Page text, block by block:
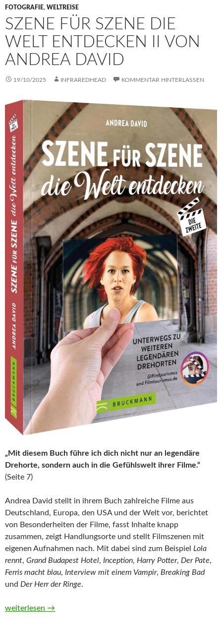
FOTOGRAFIE, WELTREISE
SZENE FÜR SZENE DIE
WELT ENTDECKEN II VON
ANDREA DAVID
19/10/2025 INFRAREDHEAD KOMMENTAR HINTERLASSEN
„Mit diesem Buch führe ich dich nicht nur an legendäre
Drehorte, sondern auch in die Gefühlswelt ihrer Filme.“
(Seite 7)
Andrea David stellt in ihrem Buch zahlreiche Filme aus
Deutschland, Europa, den USA und der Welt vor, berichtet
von Besonderheiten der Filme, fasst Inhalte knapp
zusammen, zeigt Handlungsorte und stellt Filmszenen mit
eigenen Aufnahmen nach. Mit dabei sind zum Beispiel Lola
rennt, Grand Budapest Hotel, Inception, Harry Potter, Der Pate,
Ferris macht blau, Interview mit einem Vampir, Breaking Bad
und Der Herr der Ringe.
Szene für Szene die Welt entdecken II von Andrea David
weiterlesen →